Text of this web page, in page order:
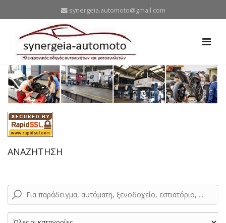
synergeia.automoto@gmail.com
ΑΝΑΖΗΤΗΣΗ